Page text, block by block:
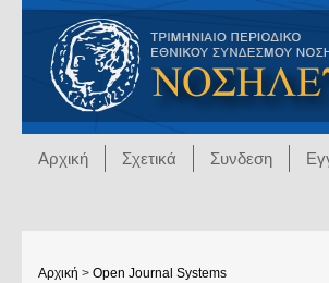
Αρχική Σχετικά Συνδεση
Αρχική > Open Journal Systems